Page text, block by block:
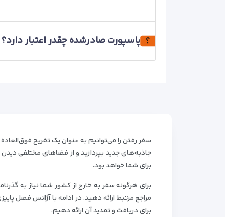
پاسپورت صادرشده چقدر اعتبار دارد؟
سفر رفتن را می‌توانیم به عنوان یک تفریح
جاذبه‌های جدید بپردازید و از فضاهای مختلفی
برای شما خواهد بود.
برای هرگونه سفر به خارج از کشور شما نیاز به
مراجع مرتبط ارائه دهید. در ادامه با آژانس فصل
برای دریافت و تمدید آن ارائه دهیم.